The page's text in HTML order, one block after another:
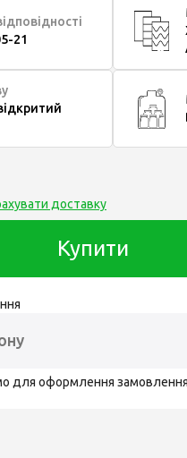
21
доставку
Купити
для оформлення замовлення